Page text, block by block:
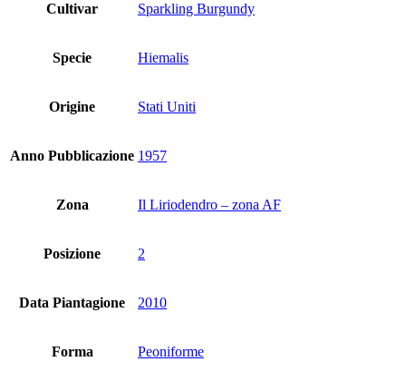
Cultivar Sparkling Burgundy
Specie Hiemalis
Origine Stati Uniti
Anno Pubblicazione 1957
Zona Il Liriodendro – zona AF
Posizione 2
Data Piantagione 2010
Forma Peoniforme